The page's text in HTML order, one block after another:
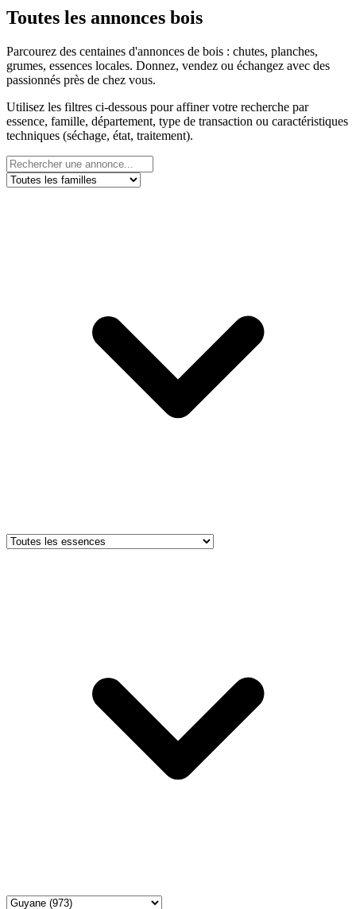
Toutes les annonces bois
Parcourez des centaines d'annonces de bois : chutes, planches,
grumes, essences locales. Donnez, vendez ou échangez avec des
passionnés près de chez vous.
Utilisez les filtres ci-dessous pour affiner votre recherche par
essence, famille, département, type de transaction ou caractéristiques
techniques (séchage, état, traitement).